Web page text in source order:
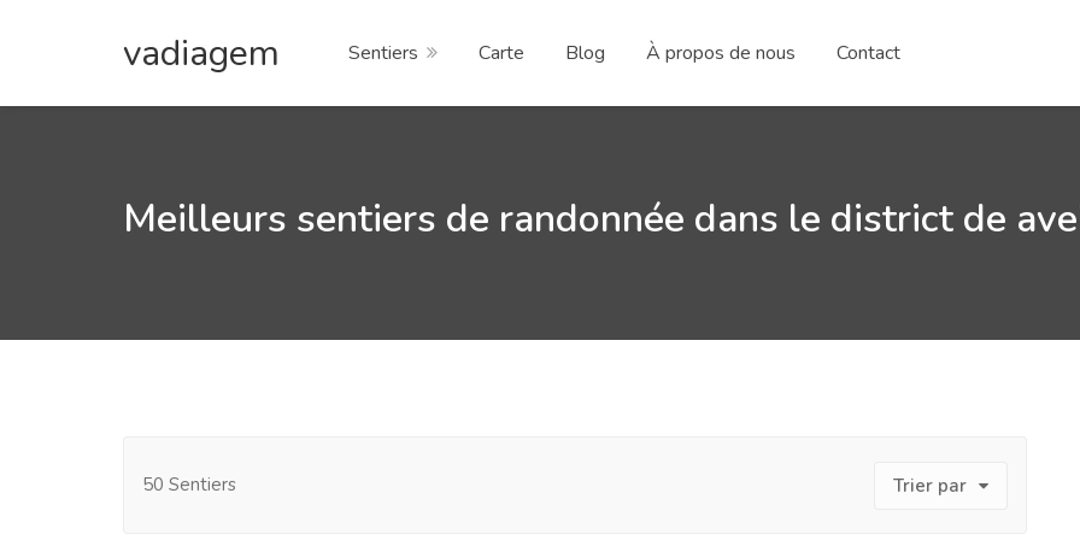
vadiagem Sentiers Carte Blog À propos de nous Contact
Meilleurs sentiers de randonnée dans le district de
50 Sentiers Trier par